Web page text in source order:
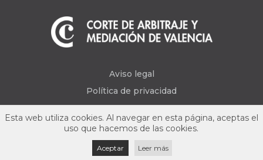
Aviso legal
Política de privacidad
Esta web utiliza cookies. Al navegar en esta página, aceptas el
uso que hacemos de las cookies.
Aceptar Leer más